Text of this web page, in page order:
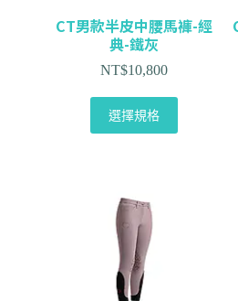
CT男款半皮中腰馬褲-經
典-鐵灰
NT$10,800
選擇規格